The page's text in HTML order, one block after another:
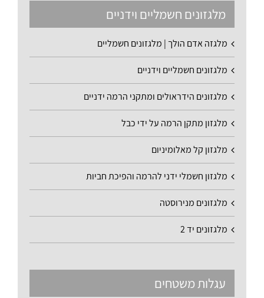
מלגזונים חשמליים וידניים
מלגזה אדם הולך | מלגזונים חשמליים
מלגזונים חשמליים וידניים
מלגזונים הידראולים ומתקני הרמה ידניים
מלגזון מתקן הרמה על ידי כבל
מלגזון קל מאלומיניום
מלגזון חשמלי ידני להרמה והפיכת חביות
מלגזונים מנירוסטה
מלגזונים יד 2
עגלות משטחים